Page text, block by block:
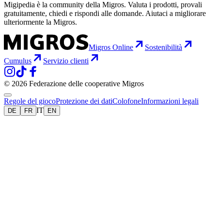
Migipedia è la community della Migros. Valuta i prodotti, provali
gratuitamente, chiedi e rispondi alle domande. Aiutaci a migliorare
ulteriormente la Migros.
Migros Online
Sostenibilità
Cumulus
Servizio clienti
© 2026 Federazione delle cooperative Migros
Regole del giocoProtezione dei datiColofoneInformazioni legali
DE FR IT EN